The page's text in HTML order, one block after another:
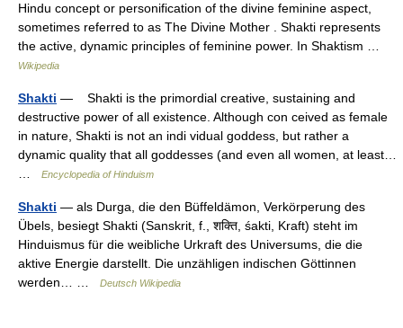
Hindu concept or personification of the divine feminine aspect,
sometimes referred to as The Divine Mother . Shakti represents
the active, dynamic principles of feminine power. In Shaktism …
Wikipedia
Shakti — Shakti is the primordial creative, sustaining and
destructive power of all existence. Although con ceived as female
in nature, Shakti is not an indi vidual goddess, but rather a
dynamic quality that all goddesses (and even all women, at least…
Encyclopedia of Hinduism
Shakti — als Durga, die den Büffeldämon, Verkörperung des
Übels, besiegt Shakti (Sanskrit, f., शक्ति, śakti, Kraft) steht im
Hinduismus für die weibliche Urkraft des Universums, die die
aktive Energie darstellt. Die unzähligen indischen Göttinnen
werden… …
Deutsch Wikipedia